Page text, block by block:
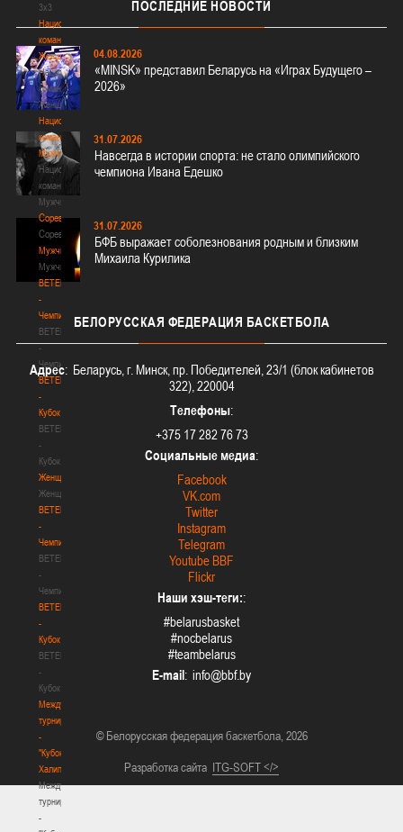
3х3
Национальная
команда.
Женщины
Национальная
команда.
Женщины
Национальная
команда.
Мужчины
Национальная
команда.
Мужчины
Соревнования
Соревнования
Мужчины
Мужчины
BETERA
-
Чемпионат
BETERA
-
Чемпионат
BETERA
-
Кубок
BETERA
-
Кубок
Женщины
Женщины
BETERA
-
Чемпионат
BETERA
-
Чемпионат
BETERA
-
Кубок
BETERA
-
Кубок
Международный
турнир
-
"Кубок
Халипского"
Международный
турнир
-
ПОСЛЕДНИЕ НОВОСТИ
04.08.2026
«MINSK» представил Беларусь на «Играх Будущего –
2026»
31.07.2026
Навсегда в истории спорта: не стало олимпийского
чемпиона Ивана Едешко
31.07.2026
БФБ выражает соболезнования родным и близким
Михаила Курилика
БЕЛОРУССКАЯ ФЕДЕРАЦИЯ БАСКЕТБОЛА
Адрес: Беларусь, г. Минск, пр. Победителей, 23/1 (блок кабинетов
322), 220004
Телефоны:
+375 17 282 76 73
Социальные медиа:
Facebook
VK.com
Twitter
Instagram
Telegram
Youtube BBF
Flickr
Наши хэш-теги::
#belarusbasket
#nocbelarus
#teambelarus
E-mail:
© Белорусская федерация баскетбола, 2026
Разработка сайта ITG-SOFT </>